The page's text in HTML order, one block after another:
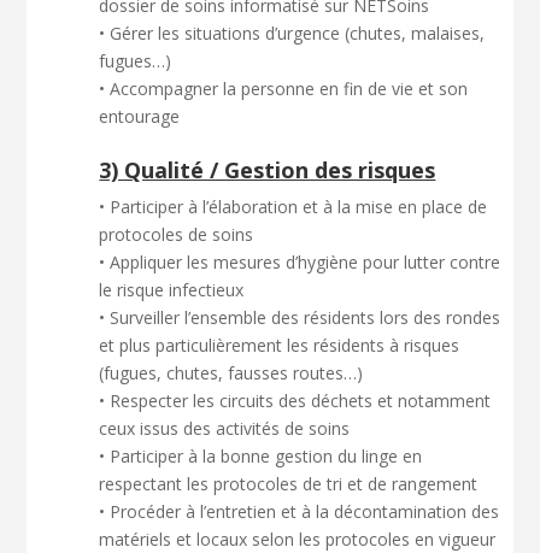
dossier de soins informatisé sur NETSoins
• Gérer les situations d’urgence (chutes, malaises,
fugues…)
• Accompagner la personne en fin de vie et son
entourage
3) Qualité / Gestion des risques
• Participer à l’élaboration et à la mise en place de
protocoles de soins
• Appliquer les mesures d’hygiène pour lutter contre
le risque infectieux
• Surveiller l’ensemble des résidents lors des rondes
et plus particulièrement les résidents à risques
(fugues, chutes, fausses routes…)
• Respecter les circuits des déchets et notamment
ceux issus des activités de soins
• Participer à la bonne gestion du linge en
respectant les protocoles de tri et de rangement
• Procéder à l’entretien et à la décontamination des
matériels et locaux selon les protocoles en vigueur